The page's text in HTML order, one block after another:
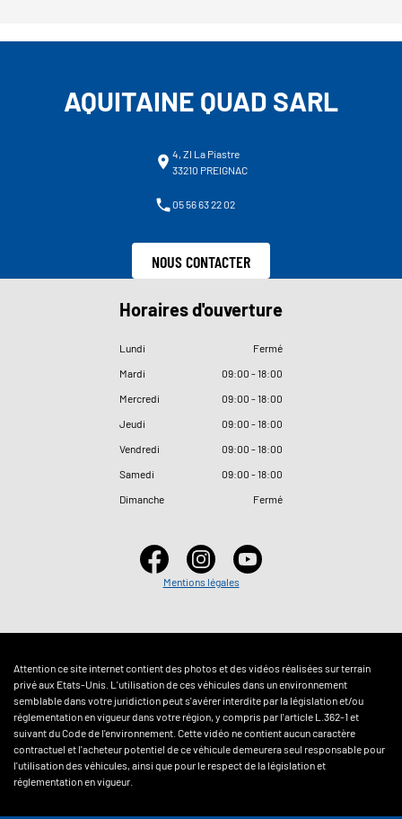
AQUITAINE QUAD SARL
4, ZI La Piastre
33210 PREIGNAC
05 56 63 22 02
NOUS CONTACTER
Horaires d'ouverture
Lundi
Fermé
Mardi
09:00 - 18:00
Mercredi
09:00 - 18:00
Jeudi
09:00 - 18:00
Vendredi
09:00 - 18:00
Samedi
09:00 - 18:00
Dimanche
Fermé
Mentions légales
Attention ce site internet contient des photos et des vidéos réalisées sur terrain
privé aux Etats-Unis. L'utilisation de ces véhicules dans un environnement
semblable dans votre juridiction peut s'avérer interdite par la législation et/ou
réglementation en vigueur dans votre région, y compris par l'article L.362-1 et
suivant du Code de l'environnement. Cette vidéo ne contient aucun caractère
contractuel et l'acheteur potentiel de ce véhicule demeurera seul responsable pour
l'utilisation des véhicules, ainsi que pour le respect de la législation et
réglementation en vigueur.